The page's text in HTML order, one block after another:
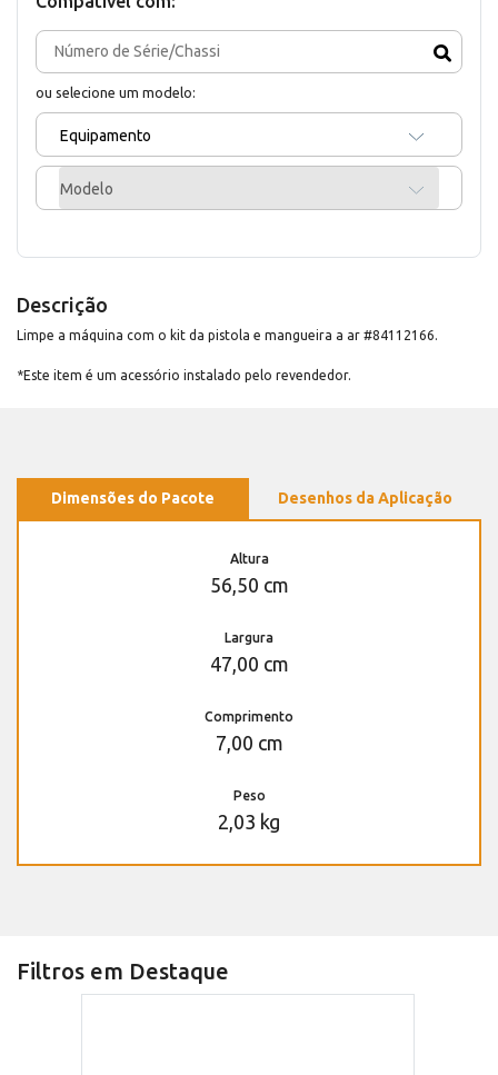
ou selecione um modelo:
Equipamento
Modelo
Descrição
Limpe a máquina com o kit da pistola e mangueira a ar #84112166.
*Este item é um acessório instalado pelo revendedor.
Dimensões do Pacote Desenhos da Aplicação
Altura
56,50 cm
Largura
47,00 cm
Comprimento
7,00 cm
Peso
2,03 kg
Filtros em Destaque